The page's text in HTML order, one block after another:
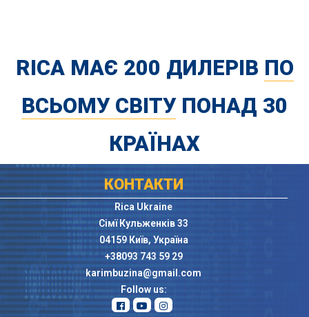
RICA МАЄ 200 ДИЛЕРІВ ПО
ВСЬОМУ СВІТУПОНАД 30
КРАЇНАХ
КОНТАКТИ
Rica Ukraine
Сімї Кульженків 33
04159 Київ, Україна
+38093 743 59 29
karimbuzina@gmail.com
Follow us: